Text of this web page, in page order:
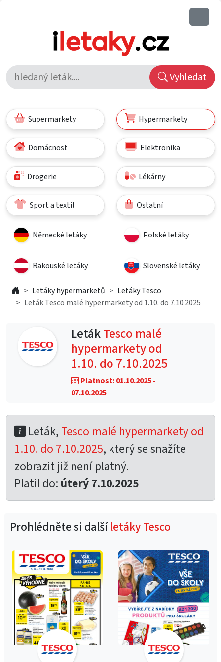
Vyhledat
Supermarkety Hypermarkety
Domácnost Elektronika
Drogerie Lékárny
Sport a textil Ostatní
Německé letáky Polské letáky
Rakouské letáky Slovenské letáky
Letáky hypermarketů
Letáky Tesco
Leták Tesco malé hypermarkety od 1.10. do 7.10.2025
LetákTesco malé
hypermarkety od
1.10. do 7.10.2025
Platnost: 01.10.2025 -
07.10.2025
Leták, Tesco malé hypermarkety od
1.10. do 7.10.2025, který se snažíte
zobrazit již není platný.
Platil do: úterý 7.10.2025
Prohlédněte si dalšíletáky Tesco